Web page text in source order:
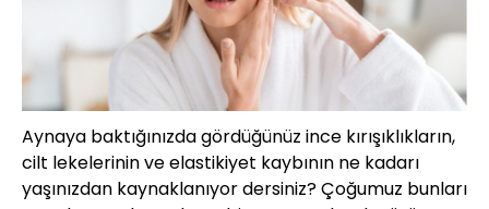
Aynaya baktığınızda gördüğünüz ince kırışıklıkların,
cilt lekelerinin ve elastikiyet kaybının ne kadarı
yaşınızdan kaynaklanıyor dersiniz? Çoğumuz bunları